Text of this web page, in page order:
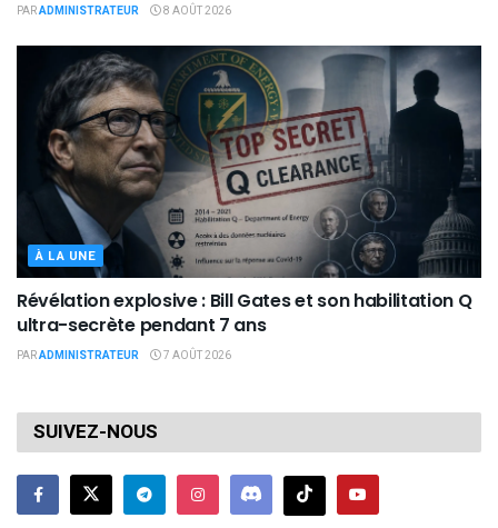
PARADMINISTRATEUR 8 AOÛT 2026
À LA UNE
Révélation explosive : Bill Gates et son habilitation Q
ultra-secrète pendant 7 ans
PARADMINISTRATEUR 7 AOÛT 2026
SUIVEZ-NOUS